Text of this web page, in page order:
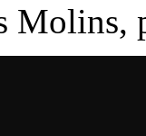
Molins,